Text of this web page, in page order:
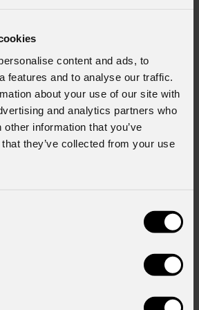
content and ads, to
features and to analyse our traffic.
about your use of our site with
and analytics partners who
information that you’ve
they’ve collected from your use